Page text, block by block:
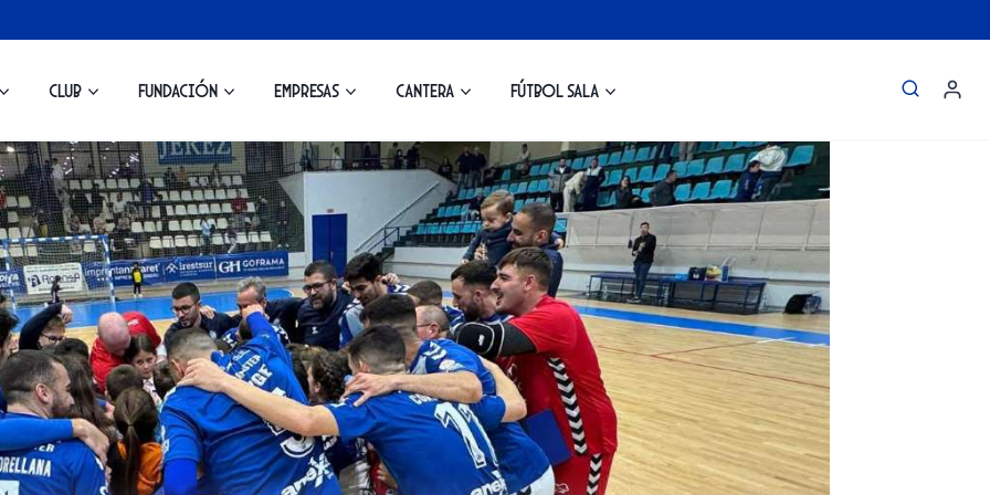
Club Fundación Empresas Cantera Fútbol Sala